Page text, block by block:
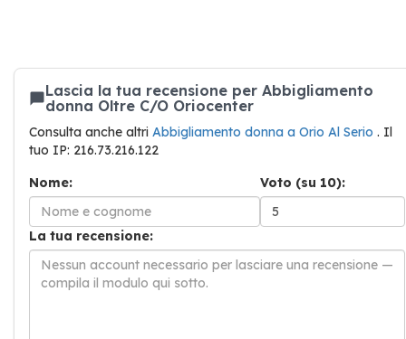
Lascia la tua recensione per Abbigliamento
donna Oltre C/O Oriocenter
Consulta anche altri Abbigliamento donna a Orio Al Serio . Il
tuo IP: 216.73.216.122
Nome:
Voto (su 10):
La tua recensione: